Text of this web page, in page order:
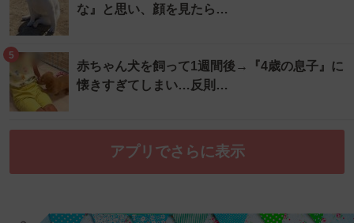
な』と思い、顔を見たら…
5
赤ちゃん犬を飼って1週間後→『4歳の息子』に
懐きすぎてしまい…反則…
アプリでさらに表示